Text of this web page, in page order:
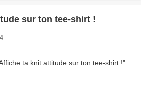
sur ton tee-shirt !